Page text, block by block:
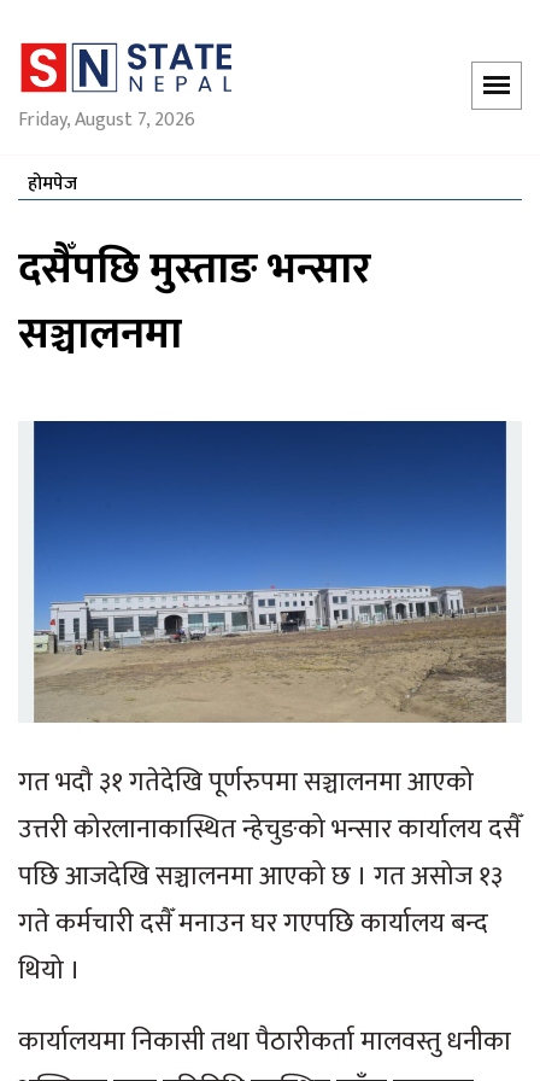
Friday, August 7, 2026
होमपेज
दसैँपछि मुस्ताङ भन्सार
सञ्चालनमा
गत भदौ ३१ गतेदेखि पूर्णरुपमा सञ्चालनमा आएको
उत्तरी कोरलानाकास्थित न्हेचुङको भन्सार कार्यालय दसैँ
पछि आजदेखि सञ्चालनमा आएको छ । गत असोज १३
गते कर्मचारी दसैँ मनाउन घर गएपछि कार्यालय बन्द
थियो ।
कार्यालयमा निकासी तथा पैठारीकर्ता मालवस्तु धनीका